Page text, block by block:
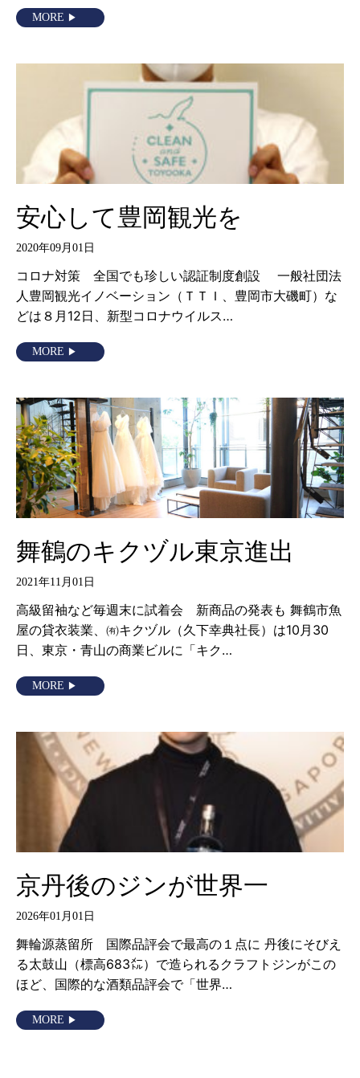
MORE
安心して豊岡観光を
2020年09月01日
コロナ対策 全国でも珍しい認証制度創設 一般社団法
人豊岡観光イノベーション（ＴＴＩ、豊岡市大磯町）な
どは８月12日、新型コロナウイルス…
MORE
舞鶴のキクヅル東京進出
2021年11月01日
高級留袖など毎週末に試着会 新商品の発表も 舞鶴市魚
屋の貸衣装業、㈲キクヅル（久下幸典社長）は10月30
日、東京・青山の商業ビルに「キク…
MORE
京丹後のジンが世界一
2026年01月01日
舞輪源蒸留所 国際品評会で最高の１点に 丹後にそびえ
る太鼓山（標高683㍍）で造られるクラフトジンがこの
ほど、国際的な酒類品評会で「世界…
MORE